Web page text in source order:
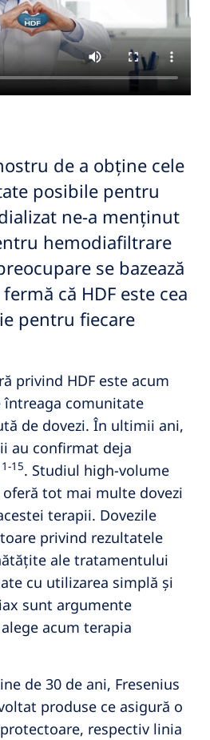
de a obține cele
posibile pentru
ne-a menținut
hemodiafiltrare
se bazează
că HDF este cea
pentru fiecare
privind HDF este acum
comunitate
de dovezi. În ultimii ani,
au confirmat deja
15. Studiul high-volume
oferă tot mai multe dovezi
terapii. Dovezile
privind rezultatele
ale tratamentului
cu utilizarea simplă și
sunt argumente
acum terapia
de 30 de ani, Fresenius
produse ce asigură o
respectiv linia